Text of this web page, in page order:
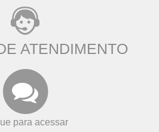
ATENDIMENTO
para acessar